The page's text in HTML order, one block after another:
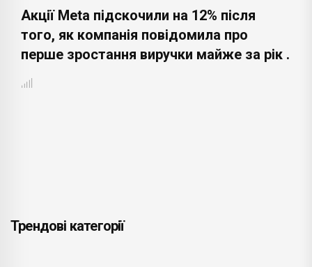
Акції Meta підскочили на 12% після
того, як компанія повідомила про
перше зростання виручки майже за рік .
Трендові категорії